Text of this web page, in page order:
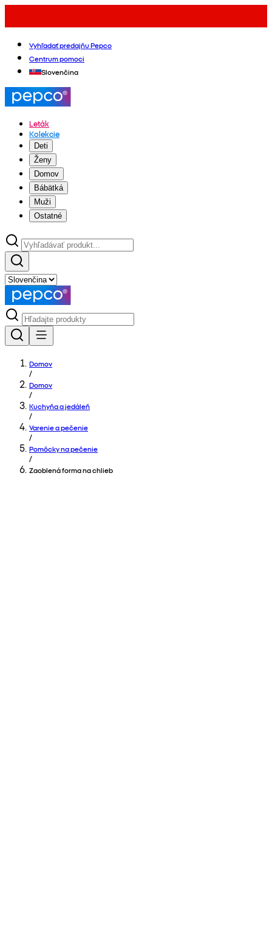
Vyhľadať predajňu Pepco
Centrum pomoci
Slovenčina
Leták
Kolekcie
Deti
Ženy
Domov
Bábätká
Muži
Ostatné
Domov
/
Domov
/
Kuchyňa a jedáleň
/
Varenie a pečenie
/
Pomôcky na pečenie
/
Zaoblená forma na chlieb